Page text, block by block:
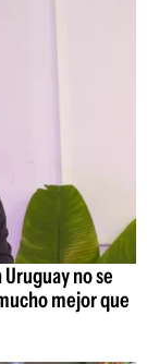
no se
mejor que